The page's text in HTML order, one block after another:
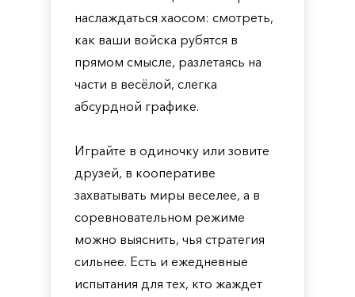
наслаждаться хаосом: смотреть,
как ваши войска рубятся в
прямом смысле, разлетаясь на
части в весёлой, слегка
абсурдной графике.
Играйте в одиночку или зовите
друзей, в кооперативе
захватывать миры веселее, а в
соревновательном режиме
можно выяснить, чья стратегия
сильнее. Есть и ежедневные
испытания для тех, кто жаждет